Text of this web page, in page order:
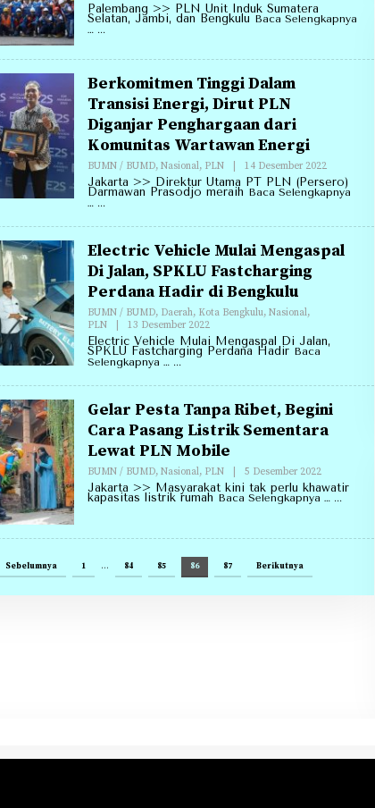
Annirell.Com
Palembang >> PLN Unit Induk Sumatera
Selatan, Jambi, dan Bengkulu Baca Selengkapnya
…
Berkomitmen Tinggi Dalam
Transisi Energi, Dirut PLN
Diganjar Penghargaan dari
Komunitas Wartawan Energi
BUMN / BUMD, Nasional, PLN 14 Desember 2022Oleh
Redaksi
Annirell.Com
Jakarta >> Direktur Utama PT PLN (Persero)
Darmawan Prasodjo meraih Baca Selengkapnya
…
Electric Vehicle Mulai Mengaspal
Di Jalan, SPKLU Fastcharging
Perdana Hadir di Bengkulu
BUMN / BUMD, Daerah, Kota Bengkulu, Nasional,
PLN
13 Desember 2022Oleh
Redaksi
Annirell.Com
Electric Vehicle Mulai Mengaspal Di Jalan,
SPKLU Fastcharging Perdana Hadir Baca
Selengkapnya …
Gelar Pesta Tanpa Ribet, Begini
Cara Pasang Listrik Sementara
Lewat PLN Mobile
BUMN / BUMD, Nasional, PLN 5 Desember 2022Oleh
Redaksi
Annirell.Com
Jakarta >> Masyarakat kini tak perlu khawatir
kapasitas listrik rumah Baca Selengkapnya …
Sebelumnya 1 … 84 85 86 87 Berikutnya